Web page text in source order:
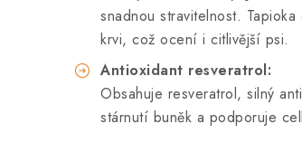
snadnou stravitelnost.
krvi, což ocení i citlivější psi.
Antioxidant resveratrol:
Obsahuje resveratrol, silný
stárnutí buněk a podporuje